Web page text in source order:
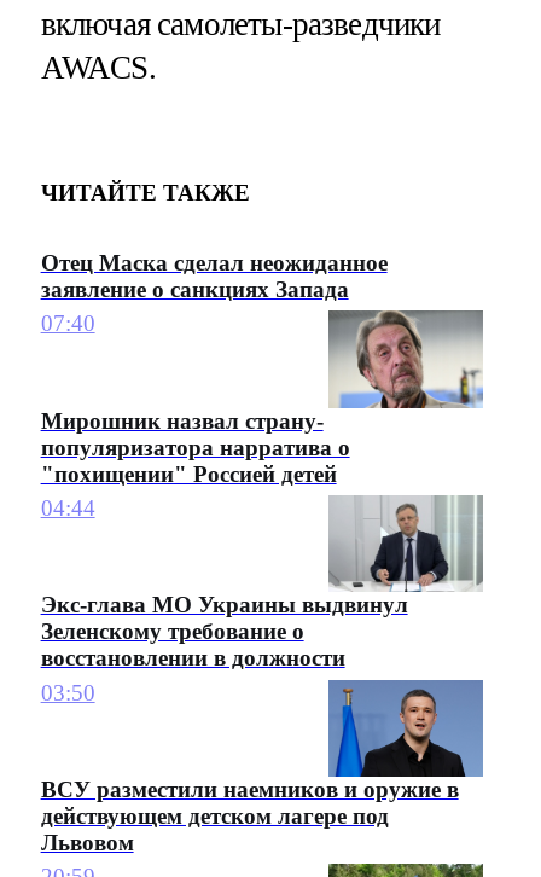
включая самолеты-разведчики
AWACS.
ЧИТАЙТЕ ТАКЖЕ
Отец Маска сделал неожиданное
заявление о санкциях Запада
07:40
Мирошник назвал страну-
популяризатора нарратива о
"похищении" Россией детей
04:44
Экс-глава МО Украины выдвинул
Зеленскому требование о
восстановлении в должности
03:50
ВСУ разместили наемников и оружие в
действующем детском лагере под
Львовом